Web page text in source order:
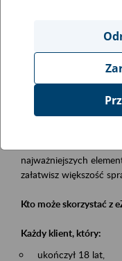
Obszar merytoryczny
obsługa klientów
Opis wydarzenia
Platforma Usług
najważniejszych
załatwisz większość
Kto może skorzystać z
Każdy klient, który:
ukończył 18 lat,